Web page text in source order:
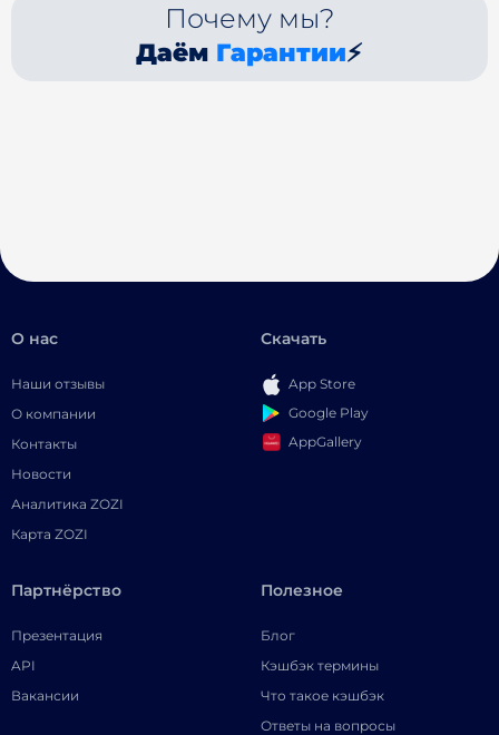
Почему мы?
Даём Гарантии⚡
О нас
Наши отзывы
О компании
Контакты
Новости
Аналитика ZOZI
Карта ZOZI
Скачать
App Store
Google Play
AppGallery
Партнёрство
Презентация
API
Вакансии
Полезное
Блог
Кэшбэк термины
Что такое кэшбэк
Ответы на вопросы